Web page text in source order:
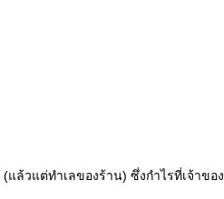
ล้วแต่ทำเลของร้าน) ซึ่งกำไรที่เจ้าของ